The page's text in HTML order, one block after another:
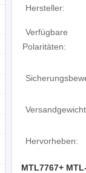
Hersteller:
Verfügbare
Polaritäten:
Hervorheben:
MTL7767+